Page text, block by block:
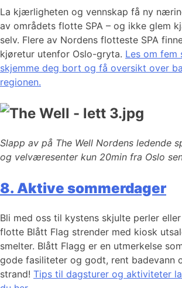
La kjærligheten og vennskap få ny
av områdets flotte SPA – og ikke glem
selv. Flere av Nordens flotteste SPA
kjøretur utenfor Oslo-gryta. Les om fem
skjemme deg bort og få oversikt over
regionen.
Slapp av på The Well Nordens ledende
og velværesenter kun 20min fra Oslo
8. Aktive sommerdager
Bli med oss til kystens skjulte perler
flotte Blått Flag strender med kiosk
smelter. Blått Flagg er en utmerkelse
gode fasiliteter og godt, rent badevann
strand! Tips til dagsturer og aktiviteter